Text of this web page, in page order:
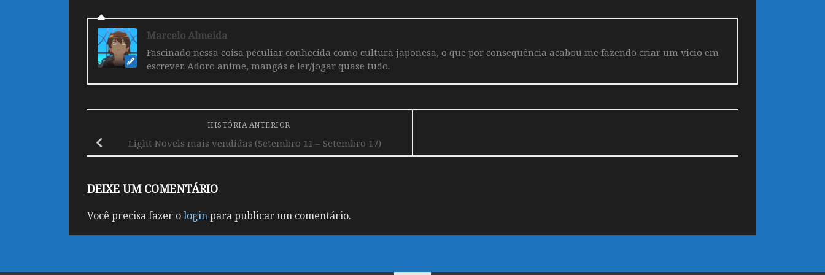
Marcelo Almeida
Fascinado nessa coisa peculiar conhecida como cultura japonesa, o que por consequência acabou me fazendo criar um vicio em
escrever. Adoro anime, mangás e ler/jogar quase tudo.
HISTÓRIA ANTERIOR
Light Novels mais vendidas (Setembro 11 – Setembro 17)
DEIXE UM COMENTÁRIO
Você precisa fazer ologinpara publicar um comentário.